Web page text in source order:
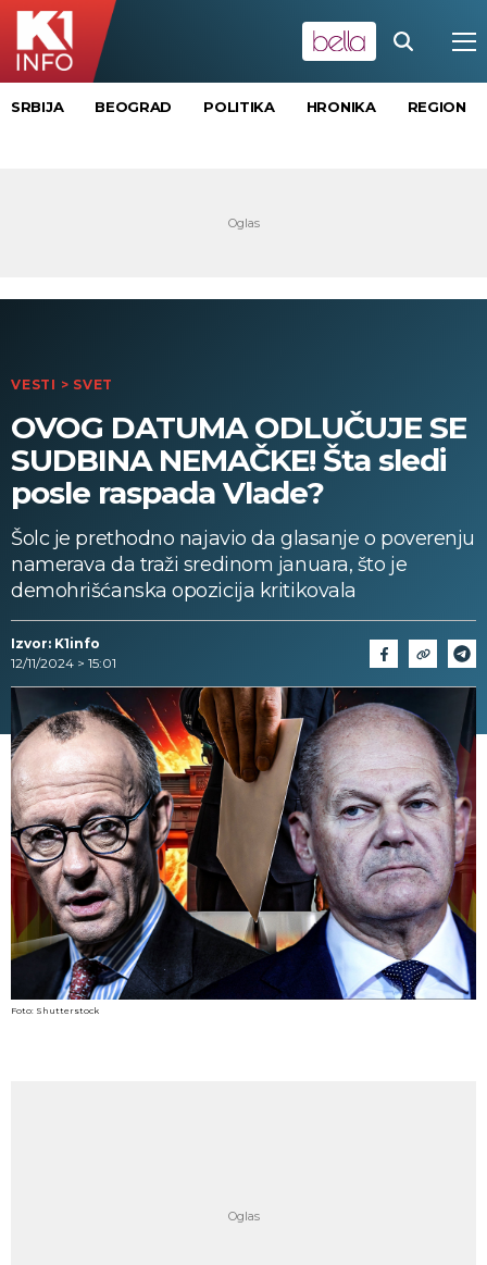
SRBIJA BEOGRAD POLITIKA HRONIKA REGION
VESTI > SVET
OVOG DATUMA ODLUČUJE SE
SUDBINA NEMAČKE! Šta sledi
posle raspada Vlade?
Šolc je prethodno najavio da glasanje o poverenju
namerava da traži sredinom januara, što je
demohrišćanska opozicija kritikovala
Izvor: K1info
12/11/2024 > 15:01
Foto: Shutterstock